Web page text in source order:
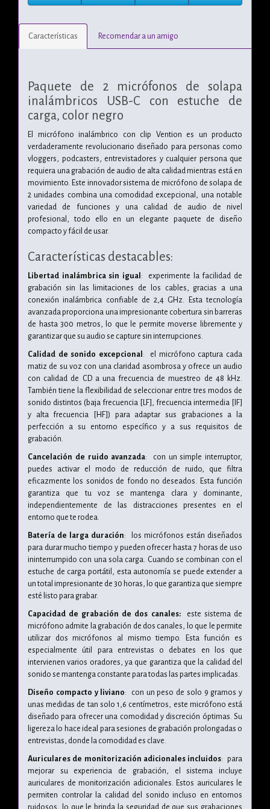
Características Recomendar a un amigo
Paquete de 2 micrófonos de solapa
inalámbricos USB-C con estuche de
carga, color negro
El micrófono inalámbrico con clip Vention es un producto
verdaderamente revolucionario diseñado para personas como
vloggers, podcasters, entrevistadores y cualquier persona que
requiera una grabación de audio de alta calidad mientras está en
movimiento. Este innovador sistema de micrófono de solapa de
2 unidades combina una comodidad excepcional, una notable
variedad de funciones y una calidad de audio de nivel
profesional, todo ello en un elegante paquete de diseño
compacto y fácil de usar.
Características destacables:
Libertad inalámbrica sin igual : experimente la facilidad de
grabación sin las limitaciones de los cables, gracias a una
conexión inalámbrica confiable de 2,4 GHz. Esta tecnología
avanzada proporciona una impresionante cobertura sin barreras
de hasta 300 metros, lo que le permite moverse libremente y
garantizar que su audio se capture sin interrupciones.
Calidad de sonido excepcional : el micrófono captura cada
matiz de su voz con una claridad asombrosa y ofrece un audio
con calidad de CD a una frecuencia de muestreo de 48 kHz.
También tiene la flexibilidad de seleccionar entre tres modos de
sonido distintos (baja frecuencia [LF], frecuencia intermedia [IF]
y alta frecuencia [HF]) para adaptar sus grabaciones a la
perfección a su entorno específico y a sus requisitos de
grabación.
Cancelación de ruido avanzada: con un simple interruptor,
puedes activar el modo de reducción de ruido, que filtra
eficazmente los sonidos de fondo no deseados. Esta función
garantiza que tu voz se mantenga clara y dominante,
independientemente de las distracciones presentes en el
entorno que te rodea.
Batería de larga duración: los micrófonos están diseñados
para durar mucho tiempo y pueden ofrecer hasta 7 horas de uso
ininterrumpido con una sola carga. Cuando se combinan con el
estuche de carga portátil, esta autonomía se puede extender a
un total impresionante de 30 horas, lo que garantiza que siempre
esté listo para grabar.
Capacidad de grabación de dos canales:este sistema de
micrófono admite la grabación de dos canales, lo que le permite
utilizar dos micrófonos al mismo tiempo. Esta función es
especialmente útil para entrevistas o debates en los que
intervienen varios oradores, ya que garantiza que la calidad del
sonido se mantenga constante para todas las partes implicadas.
Diseño compacto y liviano: con un peso de solo 9 gramos y
unas medidas de tan solo 1,6 centímetros, este micrófono está
diseñado para ofrecer una comodidad y discreción óptimas. Su
ligereza lo hace ideal para sesiones de grabación prolongadas o
entrevistas, donde la comodidad es clave.
Auriculares de monitorización adicionales incluidos: para
mejorar su experiencia de grabación, el sistema incluye
auriculares de monitorización adicionales. Estos auriculares le
permiten controlar la calidad del sonido incluso en entornos
ruidosos, lo que le brinda la seguridad de que sus grabaciones